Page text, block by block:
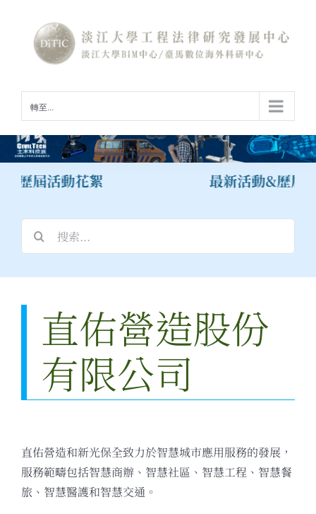
content
轉至...
屆活動花絮 最新活動&歷屆活
直佑營造股份
有限公司
直佑營造和新光保全致力於智慧城市應用服務的發展，
服務範疇包括智慧商辦、智慧社區、智慧工程、智慧餐
旅、智慧醫護和智慧交通。